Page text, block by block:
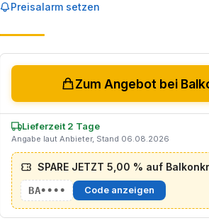
Preisalarm setzen
Zum Angebot bei
Lieferzeit 2 Tage
Angabe laut Anbieter, Stand 06.08.2026
SPARE JETZT 5,00 % auf
BA•••• Code anzeigen